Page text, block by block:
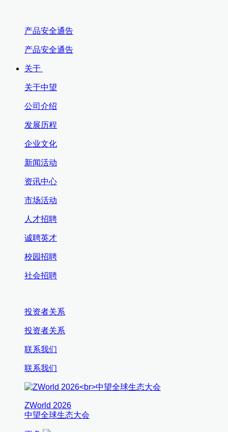
产品安全通告
产品安全通告
关于
关于中望
公司介绍
发展历程
企业文化
新闻活动
资讯中心
市场活动
人才招聘
诚聘英才
校园招聘
社会招聘
投资者关系
投资者关系
联系我们
联系我们
ZWorld 2026
中望全球生态大会